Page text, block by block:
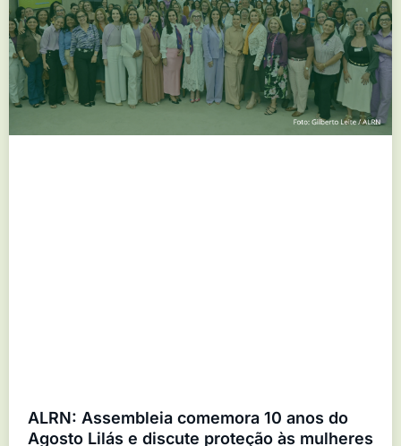
ALRN: Assembleia comemora 10 anos do
Agosto Lilás e discute proteção às mulheres